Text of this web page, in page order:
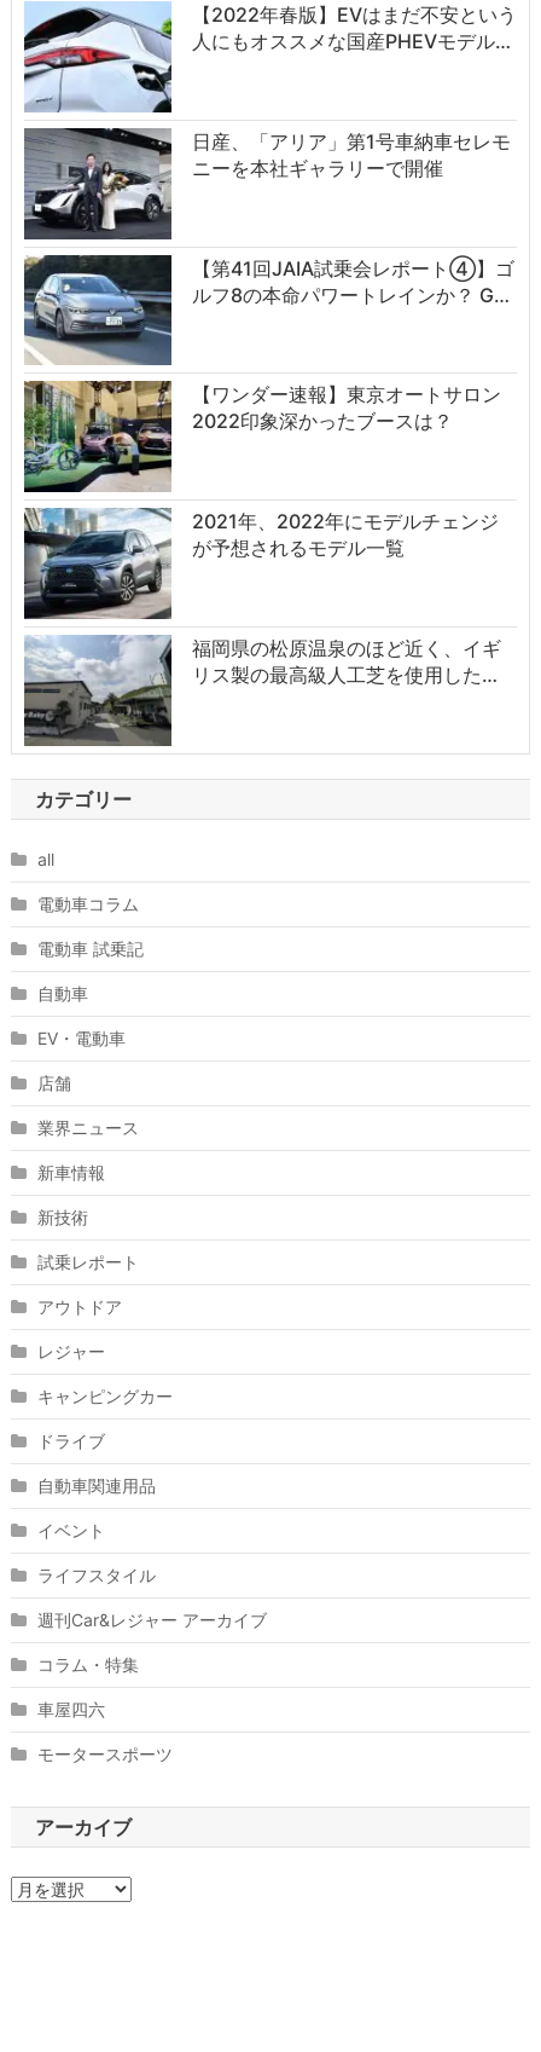
【2022年春版】EVはまだ不安という
人にもオススメな国産PHEVモデル…
日産、「アリア」第1号車納車セレモ
ニーを本社ギャラリーで開催
【第41回JAIA試乗会レポート④】ゴ
ルフ8の本命パワートレインか？ G…
【ワンダー速報】東京オートサロン
2022印象深かったブースは？
2021年、2022年にモデルチェンジ
が予想されるモデル一覧
福岡県の松原温泉のほど近く、イギ
リス製の最高級人工芝を使用した…
カテゴリー
all
電動車コラム
電動車 試乗記
自動車
EV・電動車
店舗
業界ニュース
新車情報
新技術
試乗レポート
アウトドア
レジャー
キャンピングカー
ドライブ
自動車関連用品
イベント
ライフスタイル
週刊Car&レジャー アーカイブ
コラム・特集
車屋四六
モータースポーツ
アーカイブ
ア